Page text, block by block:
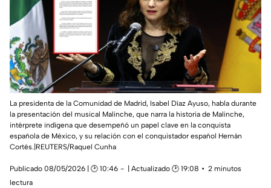
La presidenta de la Comunidad de Madrid, Isabel Díaz Ayuso, habla durante
la presentación del musical Malinche, que narra la historia de Malinche,
intérprete indígena que desempeñó un papel clave en la conquista
española de México, y su relación con el conquistador español Hernán
Cortés.|REUTERS/Raquel Cunha
Publicado 08/05/2026 | 🕑 10:46 | Actualizado 🕑 19:08
2 minutos
lectura